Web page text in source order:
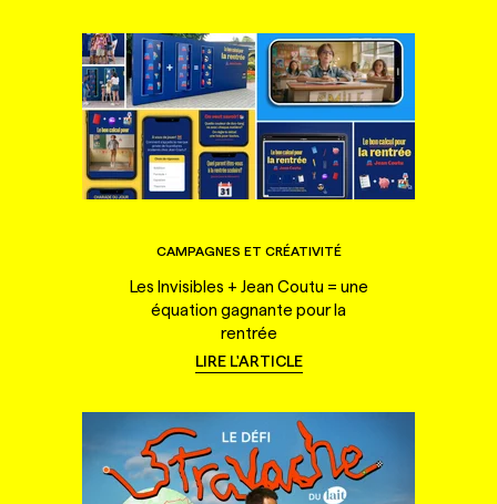
CAMPAGNES ET CRÉATIVITÉ
Les Invisibles + Jean Coutu = une
équation gagnante pour la
rentrée
LIRE L'ARTICLE